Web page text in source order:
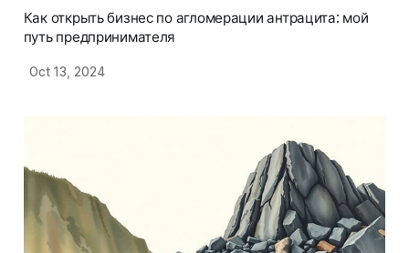
Как открыть бизнес по агломерации антрацита: мой
путь предпринимателя
Oct 13, 2024